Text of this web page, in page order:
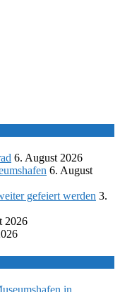
6. August 2026
6. August
gefeiert werden 3.
2026
in